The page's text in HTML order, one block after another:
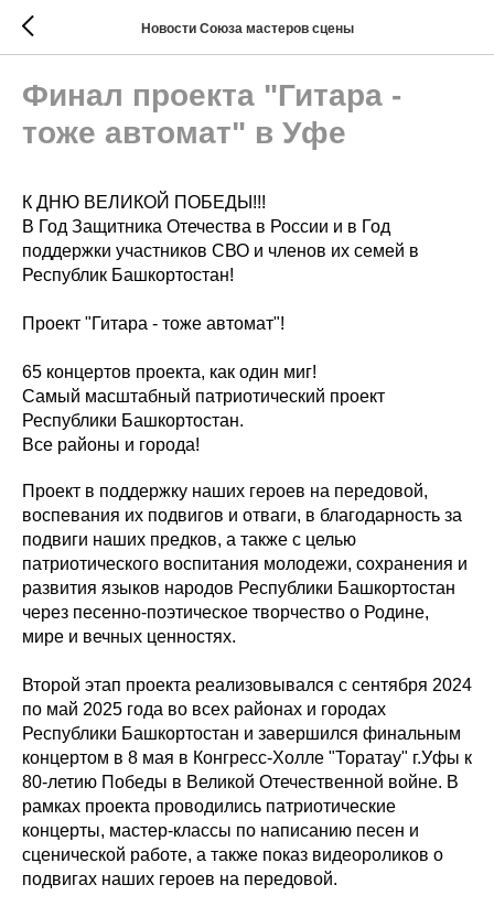
Новости Союза мастеров сцены
Финал проекта "Гитара -
тоже автомат" в Уфе
К ДНЮ ВЕЛИКОЙ ПОБЕДЫ!!!
В Год Защитника Отечества в России и в Год
поддержки участников СВО и членов их семей в
Республик Башкортостан!
Проект "Гитара - тоже автомат"!
65 концертов проекта, как один миг!
Самый масштабный патриотический проект
Республики Башкортостан.
Все районы и города!
Проект в поддержку наших героев на передовой,
воспевания их подвигов и отваги, в благодарность за
подвиги наших предков, а также с целью
патриотического воспитания молодежи, сохранения и
развития языков народов Республики Башкортостан
через песенно-поэтическое творчество о Родине,
мире и вечных ценностях.
Второй этап проекта реализовывался с сентября 2024
по май 2025 года во всех районах и городах
Республики Башкортостан и завершился финальным
концертом в 8 мая в Конгресс-Холле "Торатау" г.Уфы к
80-летию Победы в Великой Отечественной войне. В
рамках проекта проводились патриотические
концерты, мастер-классы по написанию песен и
сценической работе, а также показ видеороликов о
подвигах наших героев на передовой.